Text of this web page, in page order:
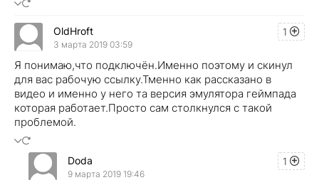
1
OldHroft
3 марта 2019 03:59
Я понимаю,что подключён.Именно поэтому и скинул
для вас рабочую ссылку.Тменно как рассказано в
видео и именно у него та версия эмулятора геймпада
которая работает.Просто сам столкнулся с такой
проблемой.
1
Doda
9 марта 2019 19:46